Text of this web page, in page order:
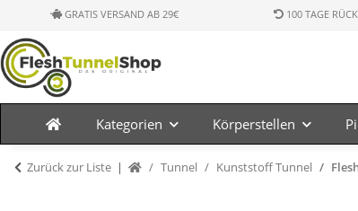
GRATIS VERSAND AB 29€ 100 TAGE
Kategorien Körperstellen
Zurück zur Liste Tunnel Kunststoff Tunnel